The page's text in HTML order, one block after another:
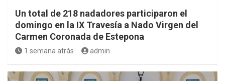
Un total de 218 nadadores participaron el
domingo en la IX Travesía a Nado Virgen del
Carmen Coronada de Estepona
1 semana atrás admin